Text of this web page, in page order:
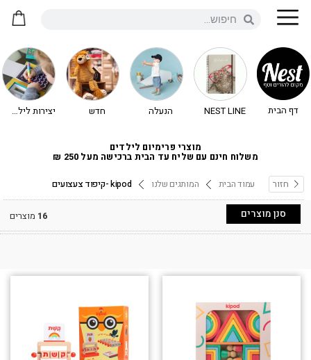
דף הבית NEST LINE הנעלה חדש יצירות לילדים - יצירה לילדים
מוצרי פרימיום לילדים
משלוח חינם עם שליח עד הבית ברכישה מעל 250 ₪
חזור עמוד הבית המותגים שלנו
16 מוצרים סנן מוצרים